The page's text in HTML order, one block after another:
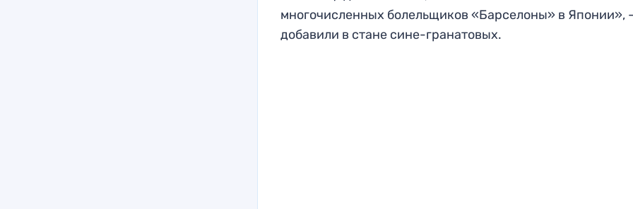
многочисленных болельщиков «Барселоны» в Японии»,
добавили в стане сине-гранатовых.